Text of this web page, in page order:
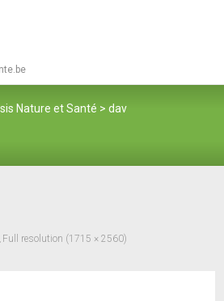
Nature et Santé > dav
Full resolution (1715 × 2560)